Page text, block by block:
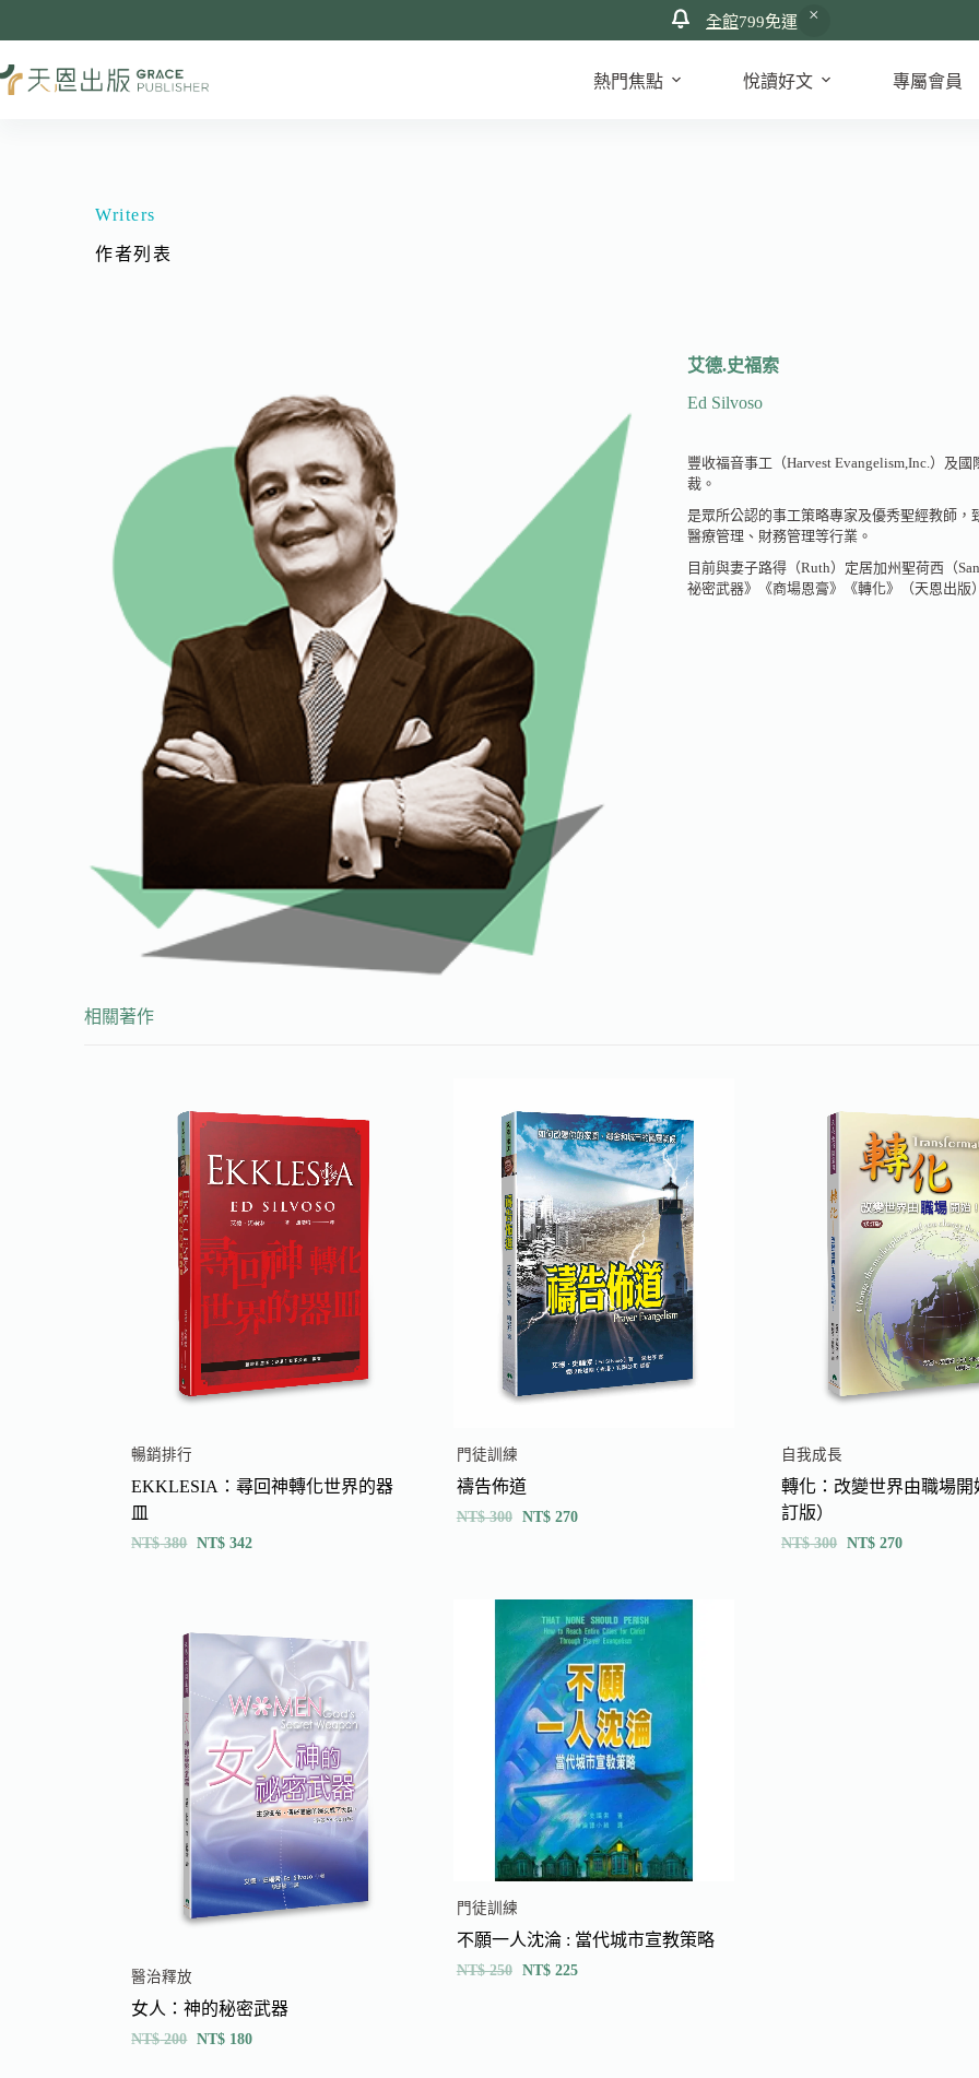
全館799免運
熱門焦點 悅讀好文 專屬會員
Writers
作者列表
艾德.史福索
Ed Silvoso
豐收福音事工（Harvest Evangelism,Inc.）及
裁。
是眾所公認的事工策略專家及優秀聖經教師
醫療管理、財務管理等行業。
目前與妻子路得（Ruth）定居加州聖荷西（
祕密武器》《商場恩膏》《轉化》（天恩出版
相關著作
暢銷排行
EKKLESIA：尋回神轉化世界的器
皿
NT$380 NT$ 342
門徒訓練
禱告佈道
NT$300 NT$270
自我成長
轉化：改變世界由職場開
訂版）
NT$300 NT$ 270
醫治釋放
女人：神的秘密武器
NT$200 NT$ 180
門徒訓練
不願一人沈淪 : 當代城市宣教策略
NT$250 NT$225